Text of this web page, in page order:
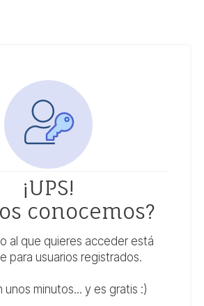
¡UPS!
conocemos?
al que quieres acceder está
para usuarios registrados.
unos minutos... y es gratis :)